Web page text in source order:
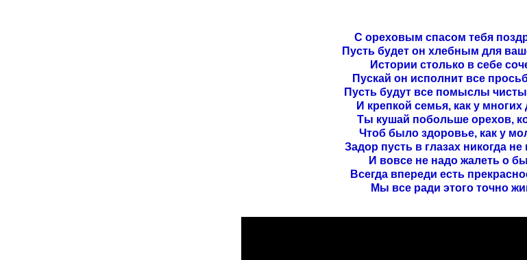
С ореховым спасом тебя
Пусть будет он хлебным для
Истории столько в себе
Пускай он исполнит все
Пусть будут все помыслы
И крепкой семья, как у многих
Ты кушай побольше орехов,
Чтоб было здоровье, как у
Задор пусть в глазах никогда не
И вовсе не надо жалеть о
Всегда впереди есть
Мы все ради этого точно